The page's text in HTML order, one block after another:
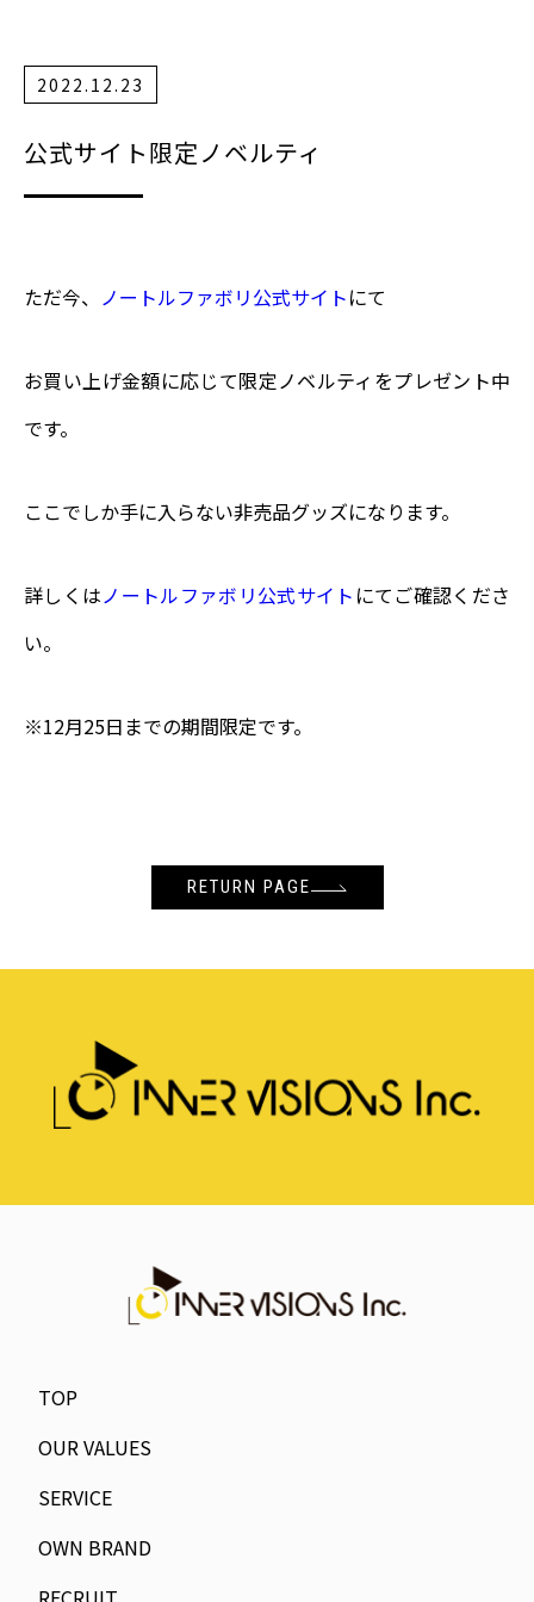
2022.12.23
公式サイト限定ノベルティ
ただ今、 ノートルファボリ公式サイトにて
お買い上げ金額に応じて限定ノベルティをプレゼント中
です。
ここでしか手に入らない非売品グッズになります。
詳しくはノートルファボリ公式サイト にてご確認くださ
い。
※12月25日までの期間限定です。
RETURN PAGE
TOP
OUR VALUES
SERVICE
OWN BRAND